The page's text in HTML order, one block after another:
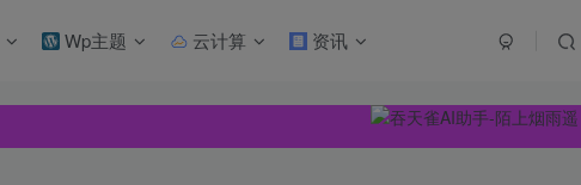
Wp主题 云计算 资讯